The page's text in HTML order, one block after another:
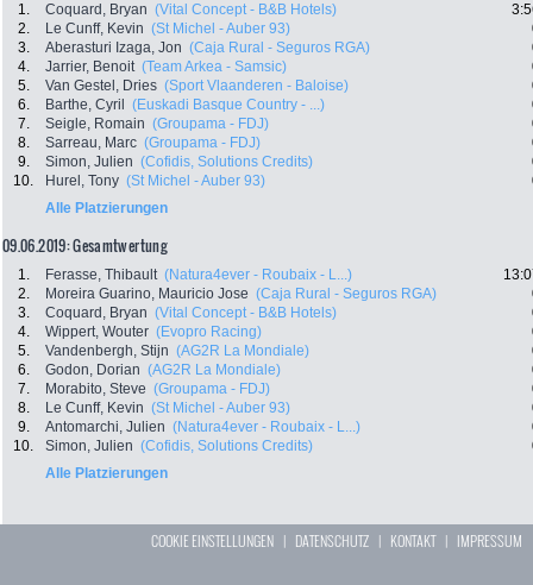
1. Coquard, Bryan (Vital Concept - B&B Hotels)
2.
Le Cunff, Kevin (St Michel - Auber 93)
3.
Aberasturi Izaga, Jon (Caja Rural - Seguros RGA)
4.
Jarrier, Benoit (Team Arkea - Samsic)
5.
Van Gestel, Dries (Sport Vlaanderen - Baloise)
6.
Barthe, Cyril (Euskadi Basque Country - ...)
7.
Seigle, Romain (Groupama - FDJ)
8.
Sarreau, Marc (Groupama - FDJ)
9.
Simon, Julien (Cofidis, Solutions Credits)
10.
Hurel, Tony (St Michel - Auber 93)
Alle Platzierungen
09.06.2019: Gesamtwertung
1. Ferasse, Thibault (Natura4ever - Roubaix - L...)
2.
Moreira Guarino, Mauricio Jose (Caja Rural - Seguros RGA)
3.
Coquard, Bryan (Vital Concept - B&B Hotels)
4.
Wippert, Wouter (Evopro Racing)
5.
Vandenbergh, Stijn (AG2R La Mondiale)
6.
Godon, Dorian (AG2R La Mondiale)
7.
Morabito, Steve (Groupama - FDJ)
8.
Le Cunff, Kevin (St Michel - Auber 93)
9.
Antomarchi, Julien (Natura4ever - Roubaix - L...)
10.
Simon, Julien (Cofidis, Solutions Credits)
Alle Platzierungen
COOKIE EINSTELLUNGEN | DATENSCHUTZ | KONTAKT| IMPRESSUM